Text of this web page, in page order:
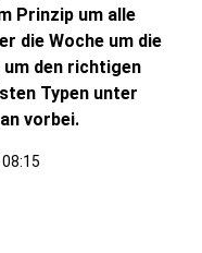
Prinzip um alle
die Woche um die
um den richtigen
Typen unter
vorbei.